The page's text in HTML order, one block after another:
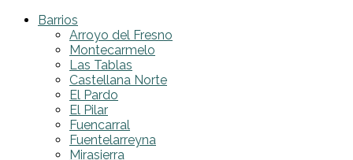
Barrios
Arroyo del Fresno
Montecarmelo
Las Tablas
Castellana Norte
El Pardo
El Pilar
Fuencarral
Fuentelarreyna
Mirasierra